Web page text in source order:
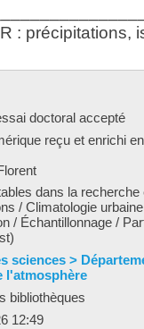
: précipitations,
doctoral accepté
reçu et enrichi
dans la recherche
/ Climatologie
/ Échantillonnage /
sciences >
l'atmosphère
bibliothèques
12:49